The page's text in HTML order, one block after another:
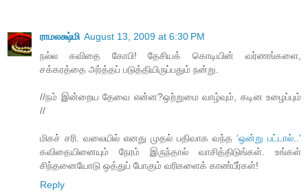
ராமலக்ஷ்மி August 13, 2009 at 6:30 PM
நல்ல கவிதை கோபி! தேசியக் கொடியின் வர்ணங்களை,
சக்கரத்தை அர்த்தப் படுத்தியிருப்பதும் நன்று.
//நம் இன்றைய தேவை என்ன?ஒற்றுமை வாழ்வும், கடின உழைப்பும்
//
மிகச் சரி. வலையில் எனது முதல் பதிவாக வந்த ‘ஒன்று பட்டால்..’
கவிதையினையும் நேரம் இருந்தால் வாசித்திடுங்கள். உங்கள்
சிந்தனையோடு ஒத்துப் போகும் வரிகளைக் காண்பீர்கள்!
Reply